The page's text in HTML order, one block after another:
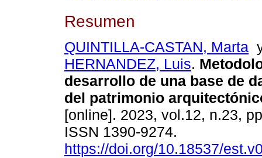
Resumen
QUINTILLA-CASTAN, Marta
HERNANDEZ, Luis.
desarrollo de una base de
del patrimonio
[online]. 2023, vol.12, n.23,
ISSN 1390-9274.
https://doi.org/10.18537/